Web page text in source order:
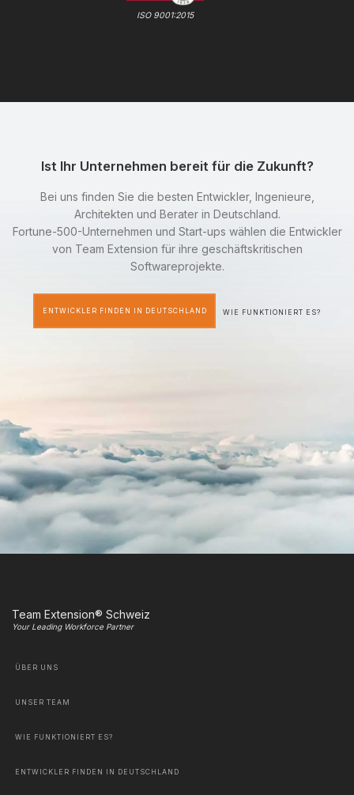
ISO 9001:2015
Ist Ihr Unternehmen bereit für die Zukunft?
Bei uns finden Sie die besten Entwickler, Ingenieure,
Architekten und Berater in Deutschland.
Fortune-500-Unternehmen und Start-ups wählen die Entwickler
von Team Extension für ihre geschäftskritischen
Softwareprojekte.
ENTWICKLER FINDEN IN DEUTSCHLAND WIE FUNKTIONIERT ES?
Team Extension® Schweiz
Your Leading Workforce Partner
ÜBER UNS
UNSER TEAM
WIE FUNKTIONIERT ES?
ENTWICKLER FINDEN IN DEUTSCHLAND